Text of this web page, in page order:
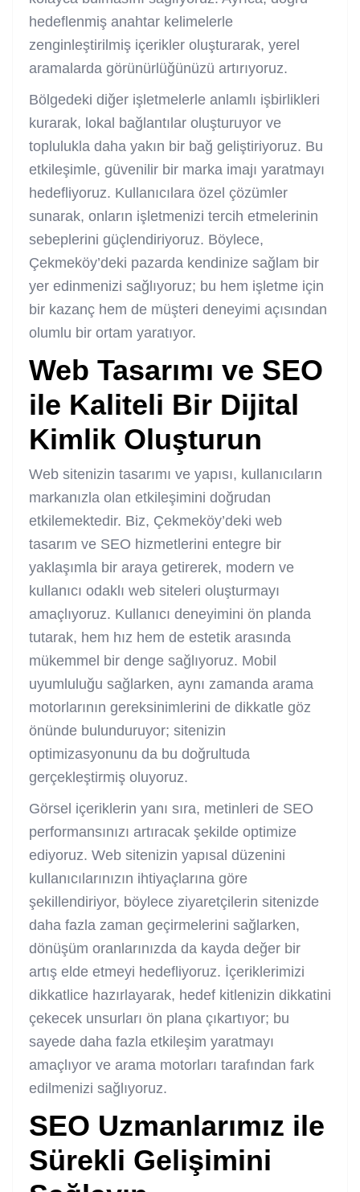
hedeflenmiş anahtar kelimelerle
zenginleştirilmiş içerikler oluşturarak, yerel
aramalarda görünürlüğünüzü artırıyoruz.
Bölgedeki diğer işletmelerle anlamlı işbirlikleri
kurarak, lokal bağlantılar oluşturuyor ve
toplulukla daha yakın bir bağ geliştiriyoruz. Bu
etkileşimle, güvenilir bir marka imajı yaratmayı
hedefliyoruz. Kullanıcılara özel çözümler
sunarak, onların işletmenizi tercih etmelerinin
sebeplerini güçlendiriyoruz. Böylece,
Çekmeköy’deki pazarda kendinize sağlam bir
yer edinmenizi sağlıyoruz; bu hem işletme için
bir kazanç hem de müşteri deneyimi açısından
olumlu bir ortam yaratıyor.
Web Tasarımı ve SEO
ile Kaliteli Bir Dijital
Kimlik Oluşturun
Web sitenizin tasarımı ve yapısı, kullanıcıların
markanızla olan etkileşimini doğrudan
etkilemektedir. Biz, Çekmeköy’deki web
tasarım ve SEO hizmetlerini entegre bir
yaklaşımla bir araya getirerek, modern ve
kullanıcı odaklı web siteleri oluşturmayı
amaçlıyoruz. Kullanıcı deneyimini ön planda
tutarak, hem hız hem de estetik arasında
mükemmel bir denge sağlıyoruz. Mobil
uyumluluğu sağlarken, aynı zamanda arama
motorlarının gereksinimlerini de dikkatle göz
önünde bulunduruyor; sitenizin
optimizasyonunu da bu doğrultuda
gerçekleştirmiş oluyoruz.
Görsel içeriklerin yanı sıra, metinleri de SEO
performansınızı artıracak şekilde optimize
ediyoruz. Web sitenizin yapısal düzenini
kullanıcılarınızın ihtiyaçlarına göre
şekillendiriyor, böylece ziyaretçilerin sitenizde
daha fazla zaman geçirmelerini sağlarken,
dönüşüm oranlarınızda da kayda değer bir
artış elde etmeyi hedefliyoruz. İçeriklerimizi
dikkatlice hazırlayarak, hedef kitlenizin dikkatini
çekecek unsurları ön plana çıkartıyor; bu
sayede daha fazla etkileşim yaratmayı
amaçlıyor ve arama motorları tarafından fark
edilmenizi sağlıyoruz.
SEO Uzmanlarımız ile
Sürekli Gelişimini